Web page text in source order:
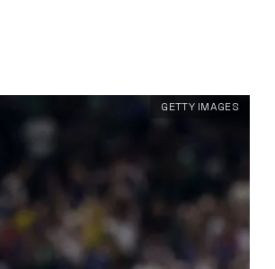
GETTY IMAGES